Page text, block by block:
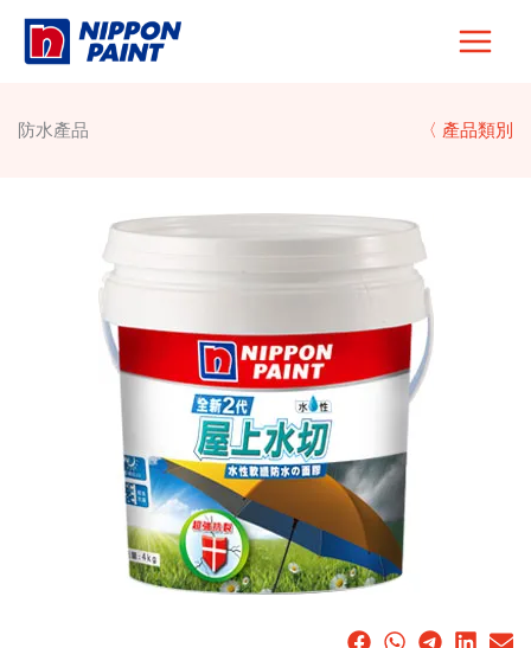
Skip
防水產品 〈 產品類別